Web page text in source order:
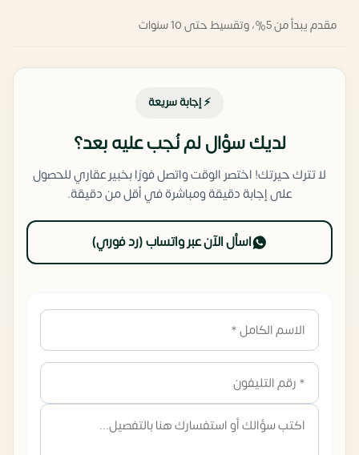
مقدم يبدأ من 5%، وتقسيط حتى 10 سنوات
⚡ إجابة سريعة
لديك سؤال لم نُجب عليه بعد؟
لا تترك حيرتك! اختصر الوقت واتصل فورًا بخبير عقاري للحصول
على إجابة دقيقة ومباشرة في أقل من دقيقة.
اسأل الآن عبر واتساب (رد فوري)